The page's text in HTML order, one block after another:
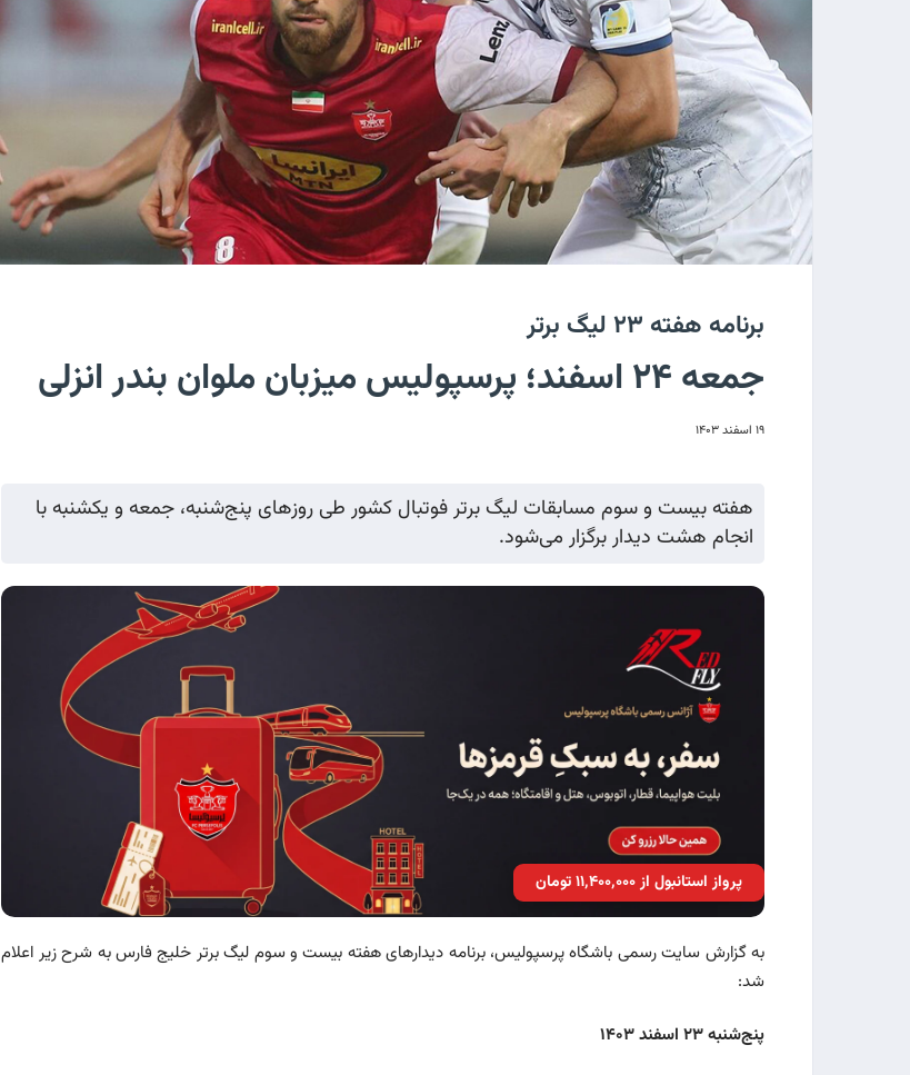
برنامه هفته ۲۳ لیگ برتر
جمعه ۲۴ اسفند؛ پرسپولیس میزبان ملوان بندر انزلی
۱۹ اسفند ۱۴۰۳
هفته بیست و سوم مسابقات لیگ برتر فوتبال کشور طی روزهای پنج‌شنبه، جمعه و یکشنبه با
انجام هشت دیدار برگزار می‌شود.
پرواز استانبول از ۱۱٬۴۰۰٬۰۰۰ تومان
به گزارش سایت رسمی باشگاه پرسپولیس، برنامه دیدارهای هفته بیست و سوم لیگ برتر خلیج فارس به شرح زیر اعلام
شد:
پنج‌شنبه ۲۳ اسفند ۱۴۰۳